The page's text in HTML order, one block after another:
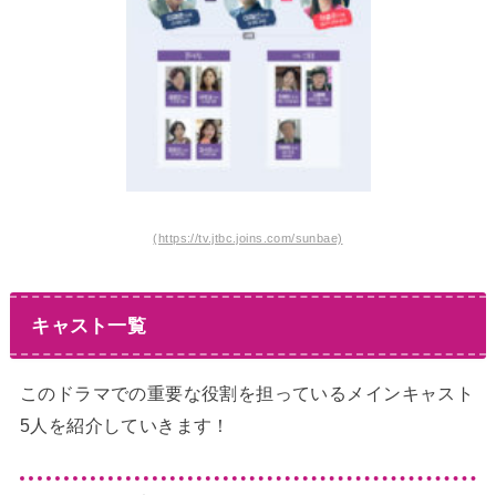
(https://tv.jtbc.joins.com/sunbae)
キャスト一覧
このドラマでの重要な役割を担っているメインキャスト
5人を紹介していきます！